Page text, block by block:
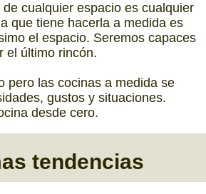
cualquier espacio es cualquier
que tiene hacerla a medida es
el espacio. Seremos capaces
el último rincón.
pero las cocinas a medida se
gustos y situaciones.
desde cero.
tendencias